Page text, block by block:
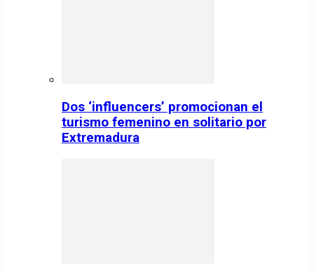
Dos ‘influencers’ promocionan el
turismo femenino en solitario por
Extremadura